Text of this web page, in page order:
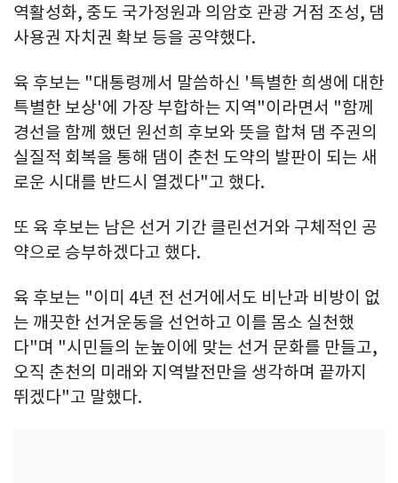
역활성화, 중도 국가정원과 의암호 관광 거점 조성, 댐
사용권 자치권 확보 등을 공약했다.
육 후보는 "대통령께서 말씀하신 '특별한 희생에 대한
특별한 보상'에 가장 부합하는 지역"이라면서 "함께
경선을 함께 했던 원선희 후보와 뜻을 합쳐 댐 주권의
실질적 회복을 통해 댐이 춘천 도약의 발판이 되는 새
로운 시대를 반드시 열겠다"고 했다.
또 육 후보는 남은 선거 기간 클린선거와 구체적인 공
약으로 승부하겠다고 했다.
육 후보는 "이미 4년 전 선거에서도 비난과 비방이 없
는 깨끗한 선거운동을 선언하고 이를 몸소 실천했
다"며 "시민들의 눈높이에 맞는 선거 문화를 만들고,
오직 춘천의 미래와 지역발전만을 생각하며 끝까지
뛰겠다"고 말했다.